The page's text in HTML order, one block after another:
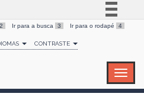
Simplifique!
Comunica BR
2 Ir para a busca 3 Ir para o rodapé 4
CONTRASTE